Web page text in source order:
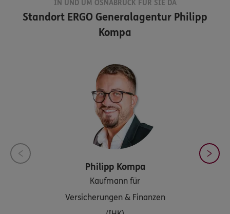
IN UND UM OSNABRÜCK FÜR SIE DA
Standort ERGO Generalagentur Philipp
Kompa
Philipp Kompa
Kaufmann für
Versicherungen & Finanzen